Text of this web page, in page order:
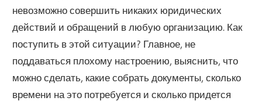
невозможно совершить никаких юридических
действий и обращений в любую организацию. Как
поступить в этой ситуации? Главное, не
поддаваться плохому настроению, выяснить, что
можно сделать, какие собрать документы, сколько
времени на это потребуется и сколько придется